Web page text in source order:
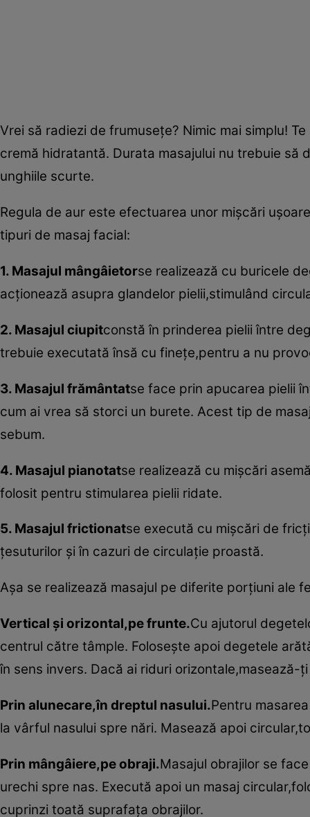
Vrei să radiezi de frumuseţe? Nimic mai simplu!
cremă hidratantă. Durata masajului nu trebuie să
unghiile scurte.
Regula de aur este efectuarea unor mişcări
tipuri de masaj facial:
1. Masajul mângâietorse realizează cu buricele
acţionează asupra glandelor pielii,stimulând
2. Masajul ciupitconstă în prinderea pielii între
trebuie executată însă cu fineţe,pentru a nu
3. Masajul frământatse face prin apucarea pielii
cum ai vrea să storci un burete. Acest tip de
sebum.
4. Masajul pianotatse realizează cu mişcări
folosit pentru stimularea pielii ridate.
5. Masajul frictionatse execută cu mişcări de
ţesuturilor şi în cazuri de circulaţie proastă.
Aşa se realizează masajul pe diferite porţiuni ale
Vertical şi orizontal,pe frunte.Cu ajutorul
centrul către tâmple. Foloseşte apoi degetele
în sens invers. Dacă ai riduri
Prin alunecare,în dreptul nasului.Pentru
la vârful nasului spre nări. Masează apoi
Prin mângâiere,pe obraji.Masajul obrajilor se
urechi spre nas. Execută apoi un masaj
cuprinzi toată suprafaţa obrajilor.